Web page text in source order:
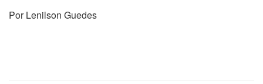
Por Lenilson Guedes